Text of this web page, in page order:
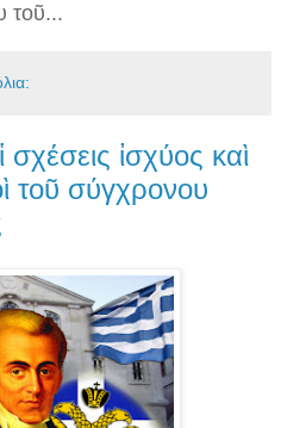
τοῦ...
ἰσχύος καὶ
τοῦ σύγχρονου